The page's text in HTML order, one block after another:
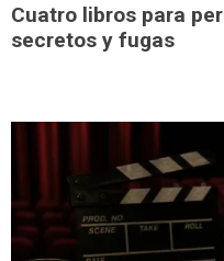
Cuatro libros para
secretos y fugas